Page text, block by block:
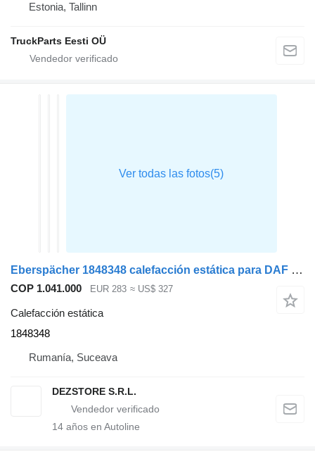
Estonia, Tallinn
TruckParts Eesti OÜ
Eberspächer 1848348 calefacción estática para DAF XF105 cabeza tractora
COP 1.041.000 EUR 283 ≈ US$ 327
Calefacción estática
1848348
Rumanía, Suceava
DEZSTORE S.R.L.
14 años en Autoline